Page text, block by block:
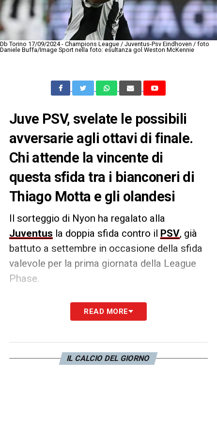
Db Torino 17/09/2024 - Champions League / Juventus-Psv Eindhoven / foto
Daniele Buffa/Image Sport nella foto: esultanza gol Weston McKennie
Juve PSV, svelate le possibili
avversarie agli ottavi di finale.
Chi attende la vincente di
questa sfida tra i bianconeri di
Thiago Motta e gli olandesi
Il sorteggio di Nyon ha regalato alla
Juventus la doppia sfida contro il PSV, già
battuto a settembre in occasione della sfida
valevole per la prima giornata della League
Phase.
I bianconeri dovranno prima superare
l’ostacolo olandese per poi essere inseriti nel
, con il nuovo sorteggio che definirà con
READ MORE
IL CALCIO DEL GIORNO